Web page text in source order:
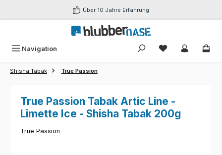
Zum Hauptinhalt springen Über 10 Jahre Erfahrung
Navigation Du hast 0
Shisha Tabak True Passion
True Passion Tabak Artic Line -
Limette Ice - Shisha Tabak 200g
True Passion